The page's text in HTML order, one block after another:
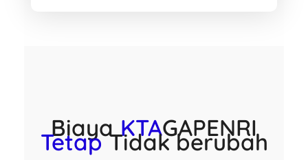
Biaya KTAGAPENRI
Tetap Tidak berubah